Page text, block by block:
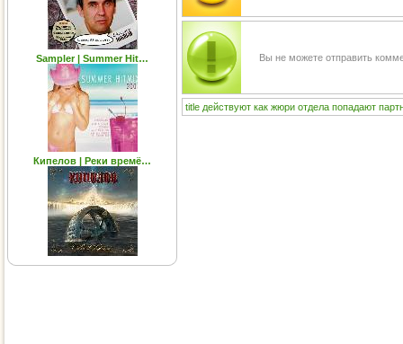
Sampler | Summer Hit…
Кипелов | Реки времё…
Вы не можете отправить
title действуют как жюри отдела попадают